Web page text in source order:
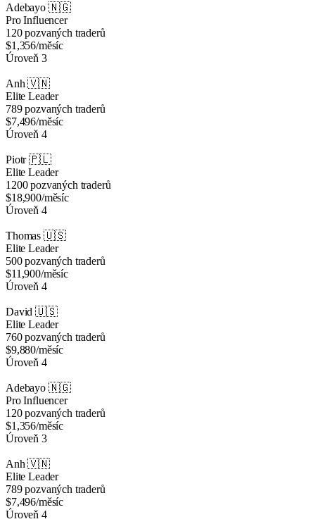
Adebayo 🇳🇬
Pro Influencer
120 pozvaných traderů
$1,356/měsíc
Úroveň 3
Anh 🇻🇳
Elite Leader
789 pozvaných traderů
$7,496/měsíc
Úroveň 4
Piotr 🇵🇱
Elite Leader
1200 pozvaných traderů
$18,900/měsíc
Úroveň 4
Thomas 🇺🇸
Elite Leader
500 pozvaných traderů
$11,900/měsíc
Úroveň 4
David 🇺🇸
Elite Leader
760 pozvaných traderů
$9,880/měsíc
Úroveň 4
Adebayo 🇳🇬
Pro Influencer
120 pozvaných traderů
$1,356/měsíc
Úroveň 3
Anh 🇻🇳
Elite Leader
789 pozvaných traderů
$7,496/měsíc
Úroveň 4